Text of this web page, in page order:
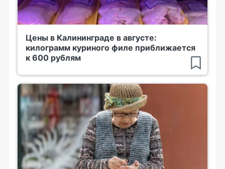
Цены в Калининграде в августе:
килограмм куриного филе приближается
к 600 рублям